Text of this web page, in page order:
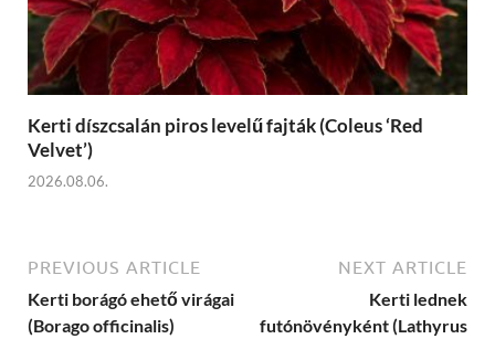
Kerti díszcsalán piros levelű fajták (Coleus ‘Red
Velvet’)
2026.08.06.
PREVIOUS ARTICLE
Kerti borágó ehető virágai
(Borago officinalis)
NEXT ARTICLE
Kerti lednek
futónövényként (Lathyrus